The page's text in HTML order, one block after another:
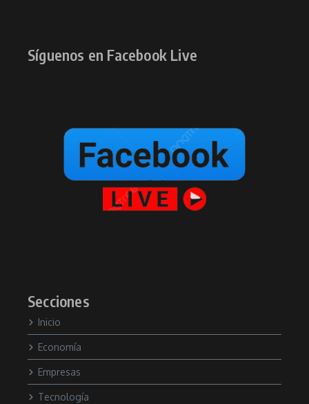
Síguenos en Facebook Live
Secciones
Inicio
Economía
Empresas
Tecnología